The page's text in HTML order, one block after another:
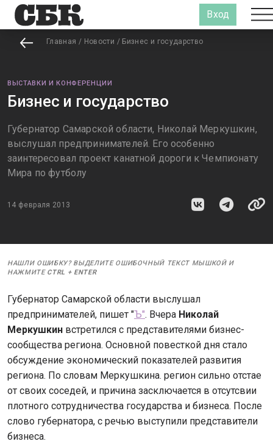
Вход
Главная / Новости / Бизнес и государство
ВЫСТАВКИ И КОНФЕРЕНЦИИ
Бизнес и государство
Губернатор Самарской области, Николай Меркушкин,
выслушал предпринимателей. Его особенно
заинтересовал проект канатной дороги к Чемпионату
Мира по футболу
14 февраля 2013
НАШЛИ ОШИБКУ? ВЫДЕЛИТЕ ОШИБОЧНЫЙ ТЕКСТ МЫШКОЙ И
НАЖМИТЕ CTRL + ENTER
Губернатор Самарской области выслушал
предпринимателей, пишет "Ъ". Вчера Николай
Меркушкин встретился с представителями бизнес-
сообщества региона. Основной повесткой дня стало
обсуждение экономический показателей развития
региона. По словам Меркушкина. регион сильно отстае
от своих соседей, и причина засключается в отсутсвии
плотного сотрудничества государства и бизнеса. После
слово губернатора, с речью выступили представители
бизнеса.